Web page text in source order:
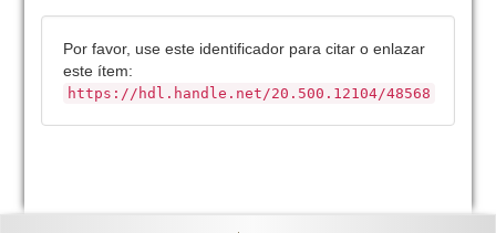
Por favor, use este identificador para citar o enlazar
este ítem:
https://hdl.handle.net/20.500.12104/48568